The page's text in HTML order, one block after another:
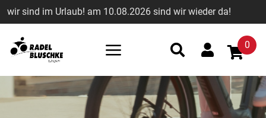
wir sind im Urlaub! am 10.08.2026 sind wir wieder da!
0